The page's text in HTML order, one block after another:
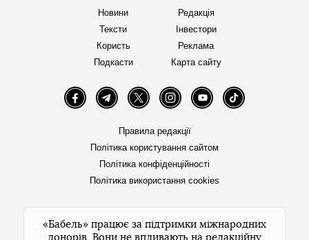
Новини
Тексти
Користь
Подкасти
Редакція
Інвестори
Реклама
Карта сайту
FacebookTelegramTwitter InstagramYouTube TikTok
Правила редакції
Політика користування сайтом
Політика конфіденційності
Політика використання cookies
«Бабель» працює за підтримки міжнародних
донорів. Вони не впливають на редакційну